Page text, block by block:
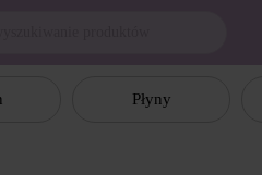
Płyny